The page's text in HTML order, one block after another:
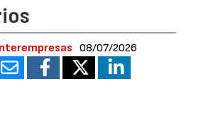
08/07/2026